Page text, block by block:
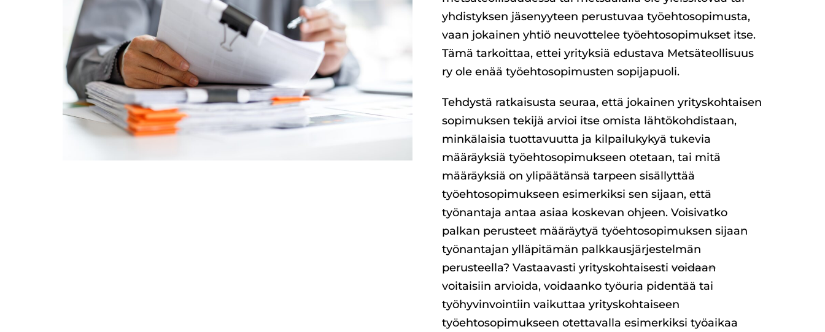
yhdistyksen jäsenyyteen perustuvaa työehtosopimusta,
vaan jokainen yhtiö neuvottelee työehtosopimukset itse.
Tämä tarkoittaa, ettei yrityksiä edustava Metsäteollisuus
ry ole enää työehtosopimusten sopijapuoli.
Tehdystä ratkaisusta seuraa, että jokainen yrityskohtaisen
sopimuksen tekijä arvioi itse omista lähtökohdistaan,
minkälaisia tuottavuutta ja kilpailukykyä tukevia
määräyksiä työehtosopimukseen otetaan, tai mitä
määräyksiä on ylipäätänsä tarpeen sisällyttää
työehtosopimukseen esimerkiksi sen sijaan, että
työnantaja antaa asiaa koskevan ohjeen. Voisivatko
palkan perusteet määräytyä työehtosopimuksen sijaan
työnantajan ylläpitämän palkkausjärjestelmän
perusteella? Vastaavasti yrityskohtaisesti voidaan
voitaisiin arvioida, voidaanko työuria pidentää tai
työhyvinvointiin vaikuttaa yrityskohtaiseen
työehtosopimukseen otettavalla esimerkiksi työaikaa